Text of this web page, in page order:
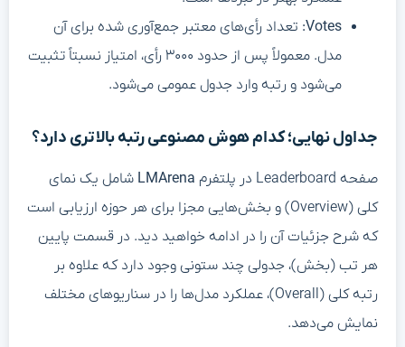
Votes: تعداد رأی‌های معتبر جمع‌آوری شده برای آن
مدل. معمولاً پس از حدود ۳۰۰۰ رأی، امتیاز نسبتاً تثبیت
می‌شود و رتبه وارد جدول عمومی می‌شود.
جداول نهایی؛ کدام هوش مصنوعی رتبه بالاتری دارد؟
صفحه Leaderboard در پلتفرم LMArena شامل یک نمای
کلی (Overview) و بخش‌هایی مجزا برای هر حوزه ارزیابی است
که شرح جزئیات آن را در ادامه خواهید دید. در قسمت پایین
هر تب (بخش)، جدولی چند ستونی وجود دارد که علاوه بر
رتبه کلی (Overall)، عملکرد مدل‌ها را در سناریوهای مختلف
نمایش می‌دهد.